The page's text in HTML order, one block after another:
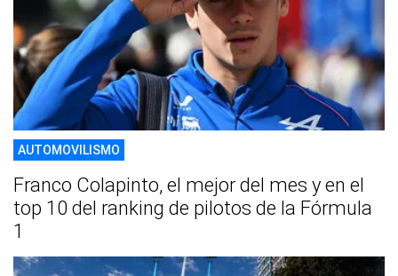
AUTOMOVILISMO
Franco Colapinto, el mejor del mes y en el
top 10 del ranking de pilotos de la Fórmula
1